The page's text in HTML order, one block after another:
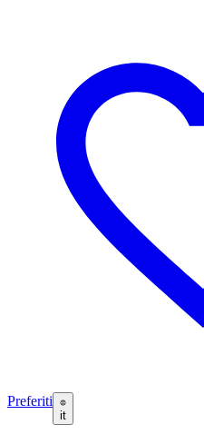
Preferiti
it